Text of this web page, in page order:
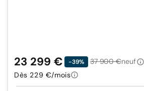
23 299 € -39% 37 900 €neuf
Dès 229 €/mois